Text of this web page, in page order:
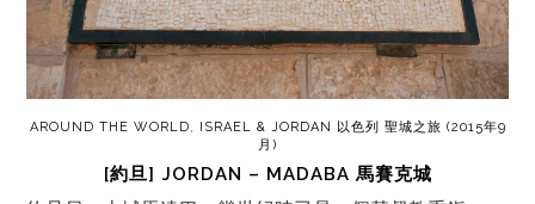
AROUND THE WORLD,
ISRAEL & JORDAN 以色列 聖城之旅 (2015年9
月)
[約旦] JORDAN – MADABA 馬賽克城